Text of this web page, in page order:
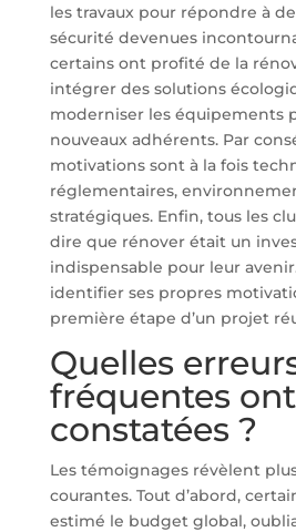
les travaux pour répondre à
sécurité devenues
certains ont profité de la
intégrer des solutions
moderniser les équipements
nouveaux adhérents. Par
motivations sont à la fois
réglementaires,
stratégiques. Enfin, tous les
dire que rénover était un
indispensable pour leur
identifier ses propres
première étape d’un projet
Quelles
fréquentes
constatées ?
Les témoignages révèlent
courantes. Tout d’abord,
estimé le budget global,